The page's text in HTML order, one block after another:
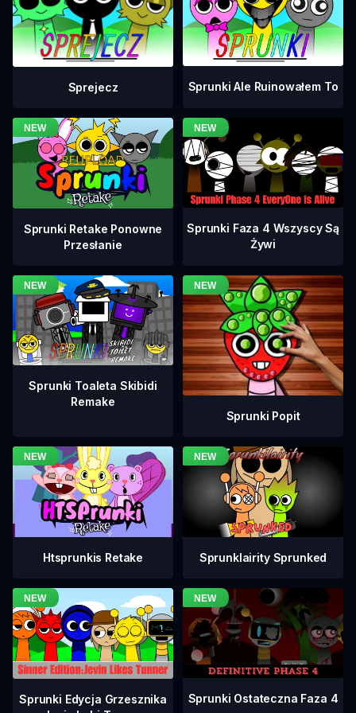
Sprejecz Sprunki Ale Ruinowałem To
Sprunki Retake Ponowne
Przesłanie
Sprunki Faza 4 Wszyscy Są
Żywi
Sprunki Toaleta Skibidi
Remake
Sprunki Popit
Htsprunkis Retake Sprunklairity Sprunked
Sprunki Edycja Grzesznika
Sprunki Ostateczna Faza 4